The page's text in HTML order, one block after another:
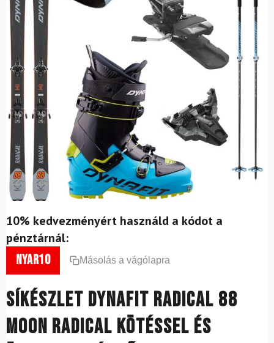
10% kedvezményért használd a kódot a
pénztárnál:
nyar10 Másolás a vágólapra
Síkészlet DYNAFIT Radical 88
Moon Radical kötéssel és